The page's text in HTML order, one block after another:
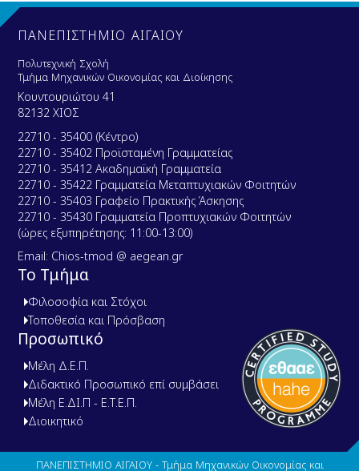
ΠΑΝΕΠΙΣΤΗΜΙΟ ΑΙΓΑΙΟΥ
Πολυτεχνική Σχολή
Τμήμα Μηχανικών Οικονομίας και Διοίκησης
Κουντουριώτου 41
82132 ΧΙΟΣ
22710 - 35400 (Κέντρο)
22710 - 35402 Προϊσταμένη Γραμματείας
22710 - 35412 Ακαδημαϊκή Γραμματεία
22710 - 35422 Γραμματεία Μεταπτυχιακών Φοιτητών
22710 - 35403 Γραφείο Πρακτικής Άσκησης
22710 - 35430 Γραμματεία Προπτυχιακών Φοιτητών
(ώρες εξυπηρέτησης: 11:00-13:00)
Email: Chios-tmod @ aegean.gr
Το Τμήμα
Φιλοσοφία και Στόχοι
Τοποθεσία και Πρόσβαση
Προσωπικό
Μέλη Δ.Ε.Π.
Διδακτικό Προσωπικό επί συμβάσει
Μέλη Ε.ΔΙ.Π - Ε.Τ.Ε.Π.
Διοικητικό
ΠΑΝΕΠΙΣΤΗΜΙΟ ΑΙΓΑΙΟΥ - Τμήμα Μηχανικών Οικονομίας και